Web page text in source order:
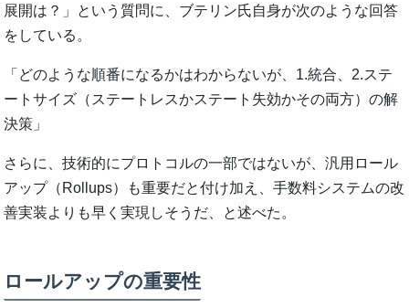
展開は？」という質問に、ブテリン氏自身が次のような回答
をしている。
「どのような順番になるかはわからないが、1.統合、2.ステ
ートサイズ（ステートレスかステート失効かその両方）の解
決策」
さらに、技術的にプロトコルの一部ではないが、汎用ロール
アップ（Rollups）も重要だと付け加え、手数料システムの改
善実装よりも早く実現しそうだ、と述べた。
ロールアップの重要性